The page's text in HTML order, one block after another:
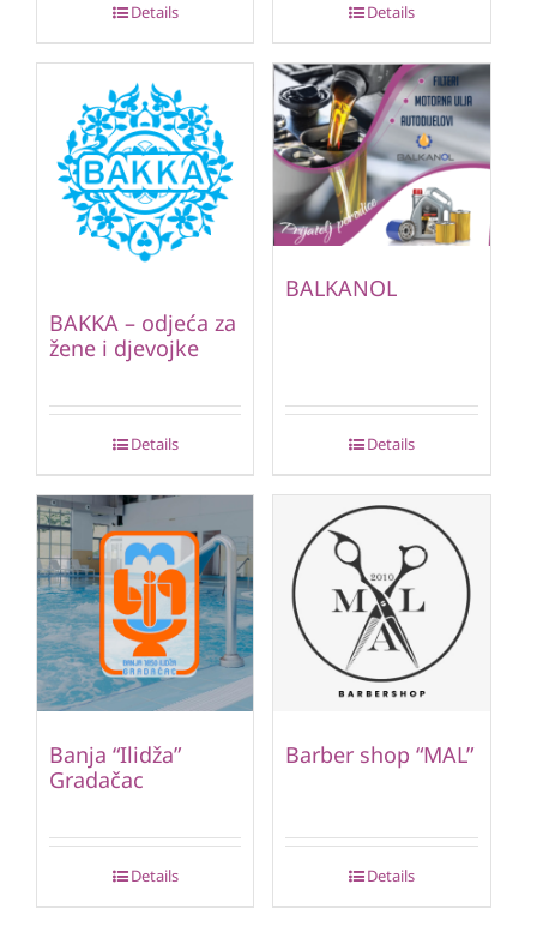
Details Details
BAKKA – odjeća za
žene i djevojke
Details
BALKANOL
Details
Banja “Ilidža”
Gradačac
Details
Barber shop “MAL”
Details